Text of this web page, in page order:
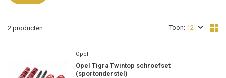
2 producten Toon:
Opel
Opel Tigra Twintop schroefset
(sportonderstel)